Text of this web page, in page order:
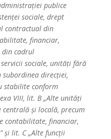
publice
sociale, drept
contractual din
financiar,
din cadrul
sociale, unități fără
direcției,
stabilite conform
VIII, lit. B „Alte unități
și locală, precum
contabilitate, financiar,
și lit. C „Alte funcții